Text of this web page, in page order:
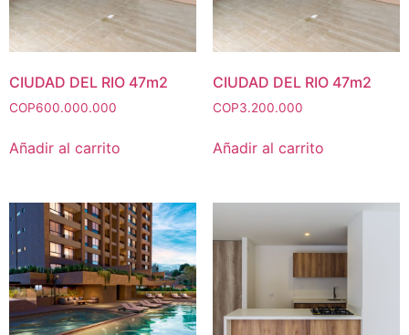
CIUDAD DEL RIO 47m2
COP600.000.000
Añadir al carrito
CIUDAD DEL RIO 47m2
COP3.200.000
Añadir al carrito